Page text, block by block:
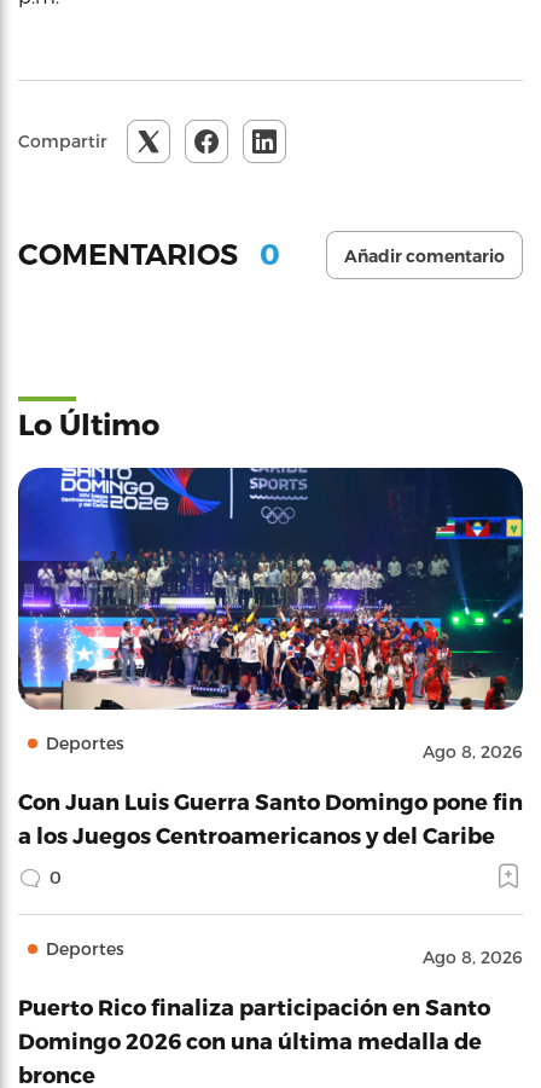
Compartir
COMENTARIOS 0 Añadir comentario
Lo Último
Deportes Ago 8, 2026
Con Juan Luis Guerra Santo Domingo pone fin
a los Juegos Centroamericanos y del Caribe
0
Deportes Ago 8, 2026
Puerto Rico finaliza participación en Santo
Domingo 2026 con una última medalla de
bronce